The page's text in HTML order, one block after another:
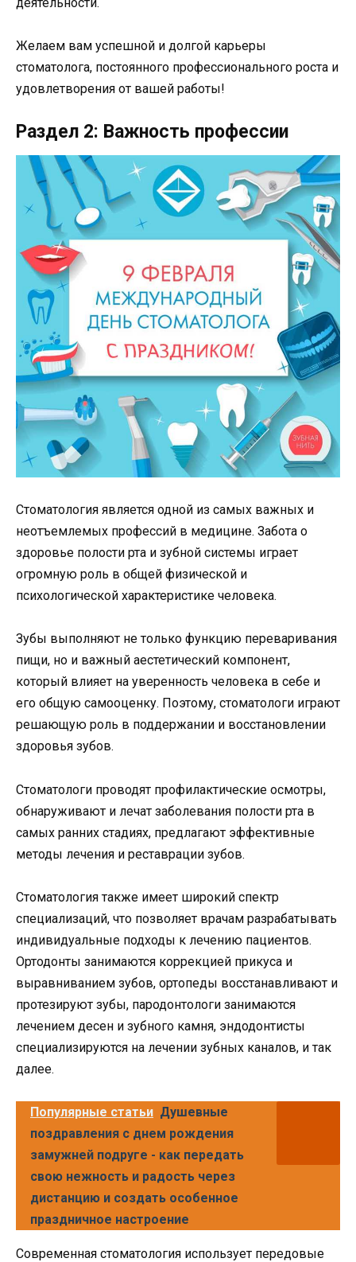
Желаем вам успешной и долгой карьеры
стоматолога, постоянного профессионального роста и
удовлетворения от вашей работы!
Раздел 2: Важность профессии
Стоматология является одной из самых важных и
неотъемлемых профессий в медицине. Забота о
здоровье полости рта и зубной системы играет
огромную роль в общей физической и
психологической характеристике человека.
Зубы выполняют не только функцию переваривания
пищи, но и важный аестетический компонент,
который влияет на уверенность человека в себе и
его общую самооценку. Поэтому, стоматологи играют
решающую роль в поддержании и восстановлении
здоровья зубов.
Стоматологи проводят профилактические осмотры,
обнаруживают и лечат заболевания полости рта в
самых ранних стадиях, предлагают эффективные
методы лечения и реставрации зубов.
Стоматология также имеет широкий спектр
специализаций, что позволяет врачам разрабатывать
индивидуальные подходы к лечению пациентов.
Ортодонты занимаются коррекцией прикуса и
выравниванием зубов, ортопеды восстанавливают и
протезируют зубы, пародонтологи занимаются
лечением десен и зубного камня, эндодонтисты
специализируются на лечении зубных каналов, и так
далее.
Популярные статьи Душевные
поздравления с днем рождения
замужней подруге - как передать
свою нежность и радость через
дистанцию и создать особенное
праздничное настроение
Современная стоматология использует передовые